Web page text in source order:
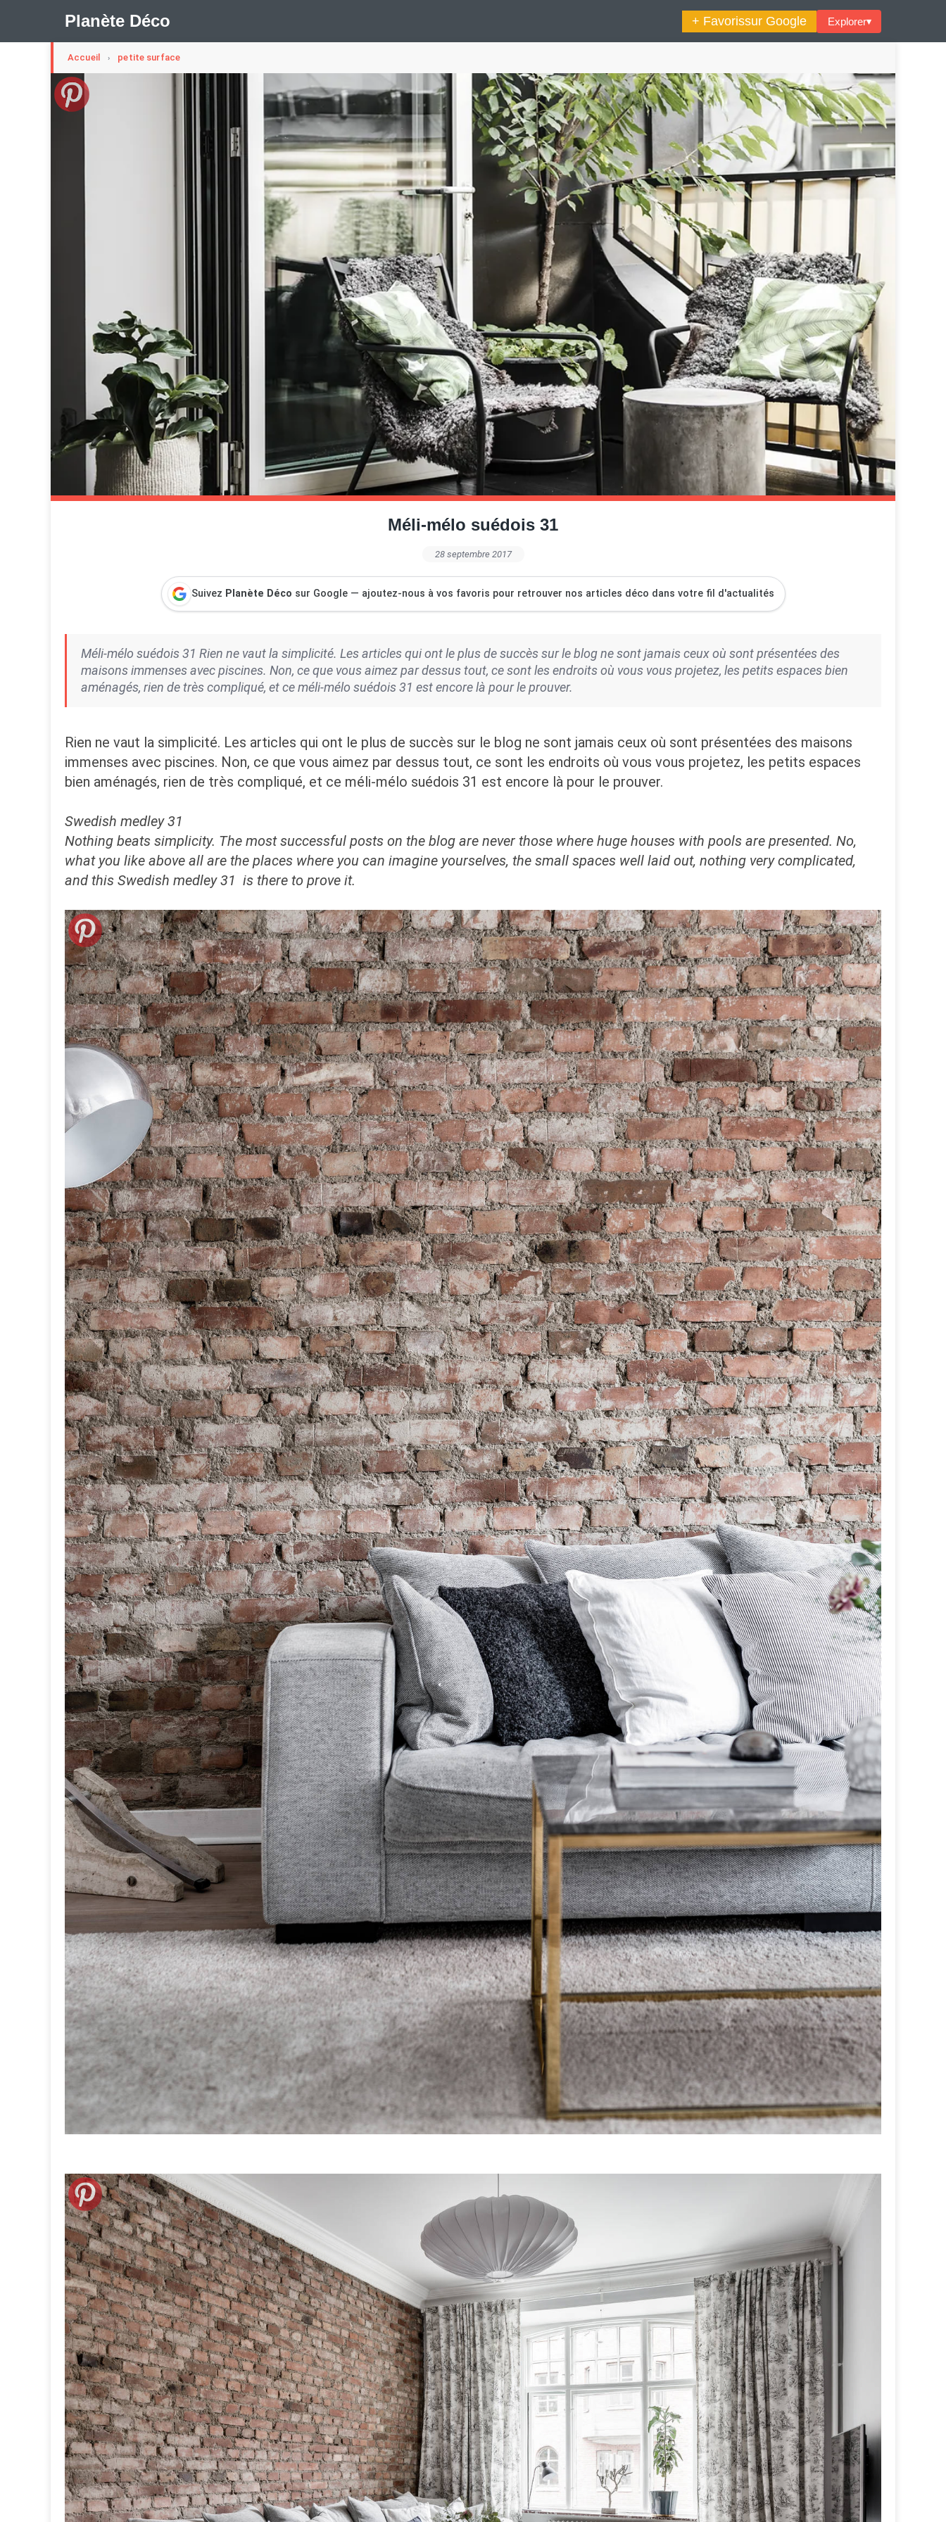
Planète Déco + Favorissur Google Explorer▾
🛍︎ Shop Planète Déco
Cabanes Decoration Noël Design Suédois En Quelques Photos Idées Déco En 10 Photos La Semaine Décoration Et Design
Maison En Ville
Publi Reportage Tendance Interieurs Scandinaves La Décoration Selon Votre Signe Astrologique Les Trouvailles Déco Du Jour
Loft
Maison Container/container House Maison D'hôtes Maison Et Appartement Vintage On Décode La Déco Petite Surface
Piscine
Revue De Week End Tiny House
Accueil › petite surface
Méli-mélo suédois 31
28 septembre 2017
Suivez Planète Déco sur Google — ajoutez-nous à vos favoris pour retrouver nos articles déco dans votre fil d'actualités
Méli-mélo suédois 31 Rien ne vaut la simplicité. Les articles qui ont le plus de succès sur le blog ne sont jamais ceux où sont présentées des
maisons immenses avec piscines. Non, ce que vous aimez par dessus tout, ce sont les endroits où vous vous projetez, les petits espaces bien
aménagés, rien de très compliqué, et ce méli-mélo suédois 31 est encore là pour le prouver.
Rien ne vaut la simplicité. Les articles qui ont le plus de succès sur le blog ne sont jamais ceux où sont présentées des maisons
immenses avec piscines. Non, ce que vous aimez par dessus tout, ce sont les endroits où vous vous projetez, les petits espaces
bien aménagés, rien de très compliqué, et ce méli-mélo suédois 31 est encore là pour le prouver.
Swedish medley 31
Nothing beats simplicity. The most successful posts on the blog are never those where huge houses with pools are presented. No,
what you like above all are the places where you can imagine yourselves, the small spaces well laid out, nothing very complicated,
and this Swedish medley 31 is there to prove it.